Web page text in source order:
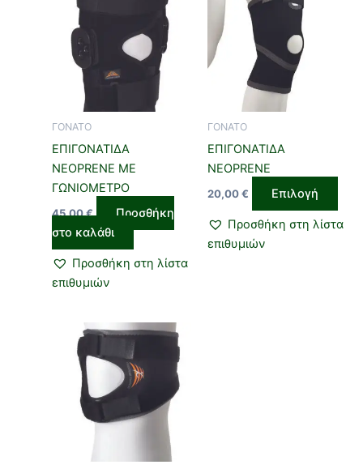
ΓΟΝΑΤΟ
ΕΠΙΓΟΝΑΤΙΔΑ
NEOPRENE ΜΕ
ΓΩΝΙΟΜΕΤΡΟ
45,00€
Προσθήκη
στο καλάθι
Προσθήκη στη λίστα
επιθυμιών
ΓΟΝΑΤΟ
ΕΠΙΓΟΝΑΤΙΔΑ
NEOPRENE
20,00€ Επιλογή
του
Προσθήκη στη λίστα
επιθυμιών